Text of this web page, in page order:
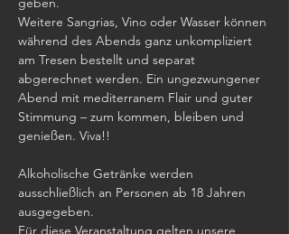
Weitere Sangrias, Vino oder Wasser können
während des Abends ganz unkompliziert
am Tresen bestellt und separat
abgerechnet werden. Ein ungezwungener
Abend mit mediterranem Flair und guter
Stimmung – zum kommen, bleiben und
genießen. Viva!!
Alkoholische Getränke werden
ausschließlich an Personen ab 18 Jahren
ausgegeben.
Für diese Veranstaltung gelten unsere